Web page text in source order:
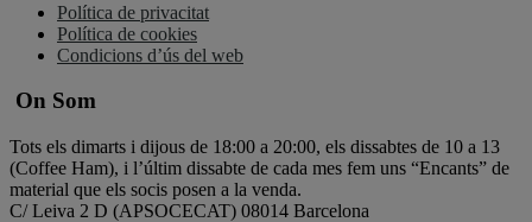
Política de privacitat
Política de cookies
Condicions d’ús del web
On Som
Tots els dimarts i dijous de 18:00 a 20:00, els dissabtes de 10 a 13
(Coffee Ham), i l’últim dissabte de cada mes fem uns “Encants” de
material que els socis posen a la venda.
C/ Leiva 2 D (APSOCECAT) 08014 Barcelona